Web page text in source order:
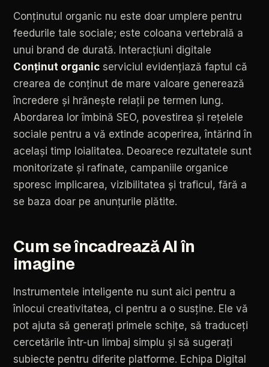
Conținutul organic nu este doar umplere pentru
feedurile tale sociale; este coloana vertebrală a
unui brand de durată. Interacțiuni digitale
Conținut organic serviciul evidențiază faptul că
crearea de conținut de mare valoare generează
încredere și hrănește relații pe termen lung.
Abordarea lor îmbină SEO, povestirea și rețelele
sociale pentru a vă extinde acoperirea, întărind în
același timp loialitatea. Deoarece rezultatele sunt
monitorizate și rafinate, campaniile organice
sporesc implicarea, vizibilitatea și traficul, fără a
se baza doar pe anunțurile plătite.
Cum seîncadreazăAIîn
imagine
Instrumentele inteligente nu sunt aici pentru a
înlocui creativitatea, ci pentru a o susține. Ele vă
pot ajuta să generați primele schițe, să traduceți
cercetările într-un limbaj simplu și să sugerați
subiecte pentru diferite platforme. Echipa Digital